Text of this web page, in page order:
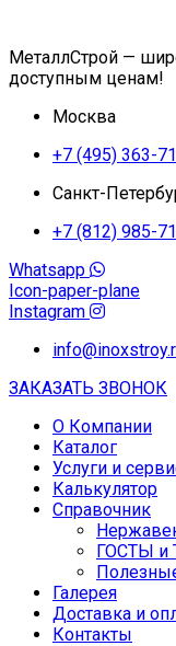
МеталлСтрой —
доступным ценам!
Москва
+7 (495) 363-
Санкт-
+7 (812) 985-
Whatsapp
Icon-paper-plane
Instagram
ЗАКАЗАТЬ ЗВОНОК
О Компании
Каталог
Услуги и
Калькулятор
Справочник
ГОСТЫ и
Галерея
Доставка и
Контакты